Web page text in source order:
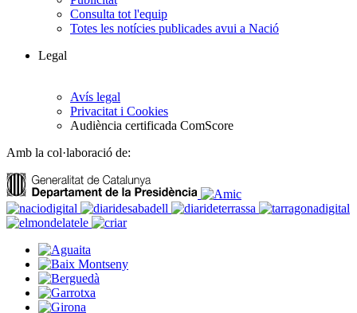
Consulta tot l'equip
Totes les notícies publicades avui a Nació
Legal
Avís legal
Privacitat i Cookies
Audiència certificada ComScore
Amb la col·laboració de: